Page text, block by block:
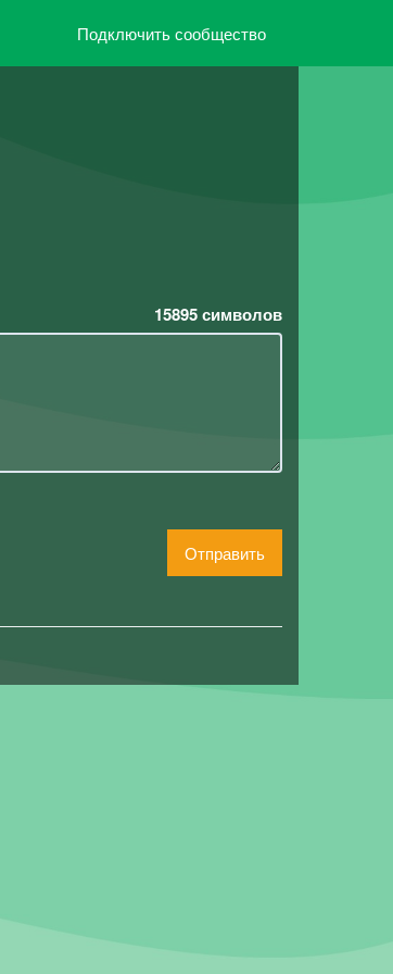
Подключить сообщество
15895символов
Отправить